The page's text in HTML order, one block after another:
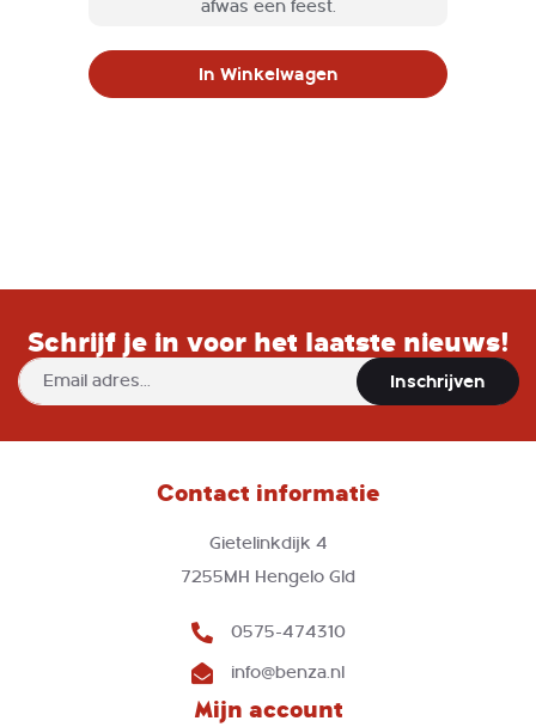
afwas een feest.
In Winkelwagen
Schrijf je in voor het laatste nieuws!
Abonneer
u
onze
Inschrijven
Contact informatie
Gietelinkdijk 4
7255MH Hengelo Gld
0575-474310
info@benza.nl
Mijn account